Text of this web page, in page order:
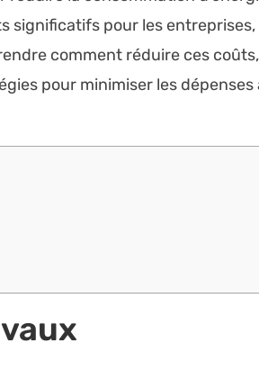
pour les entreprises,
comment réduire ces
pour minimiser les dépenses